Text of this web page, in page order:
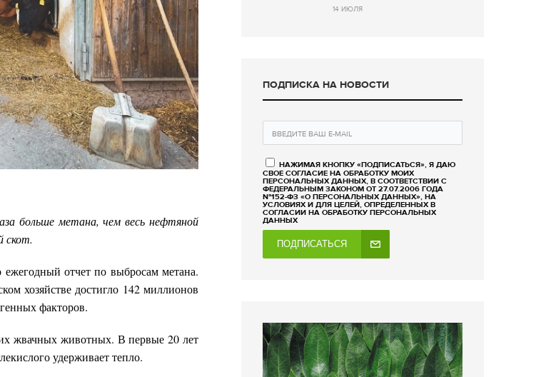
больше метана, чем весь нефтяной
скот.
ежегодный отчет по выбросам метана.
хозяйстве достигло 142 миллионов
факторов.
жвачных животных. В первые 20 лет
удерживает тепло.
14 ИЮЛЯ
ПОДПИСКА НА НОВОСТИ
НАЖИМАЯ КНОПКУ «ПОДПИСАТЬСЯ», Я ДАЮ
СВОЕ СОГЛАСИЕ НА ОБРАБОТКУ МОИХ
ПЕРСОНАЛЬНЫХ ДАННЫХ, В СООТВЕТСТВИИ С
ФЕДЕРАЛЬНЫМ ЗАКОНОМ ОТ 27.07.2006 ГОДА
№152-ФЗ «О ПЕРСОНАЛЬНЫХ ДАННЫХ», НА
УСЛОВИЯХ И ДЛЯ ЦЕЛЕЙ, ОПРЕДЕЛЕННЫХ В
СОГЛАСИИ НА ОБРАБОТКУ ПЕРСОНАЛЬНЫХ
ДАННЫХ
ПОДПИСАТЬСЯ